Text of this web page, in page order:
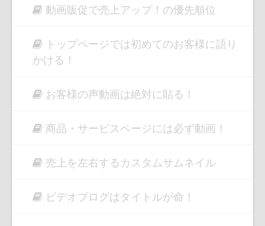
動画販促で売上アップ！の優先順位
トップページでは初めてのお客様に語り
かける！
お客様の声動画は絶対に貼る！
商品・サービスページには必ず動画！
売上を左右するカスタムサムネイル
ビデオブログはタイトルが命！